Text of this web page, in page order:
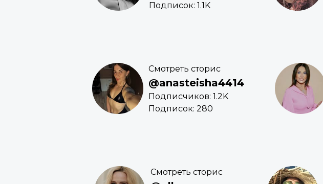
Подписок: 1.1K
Смотреть сторис
@anasteisha4414
Подписчиков: 1.2K
Подписок: 280
Смотреть сторис